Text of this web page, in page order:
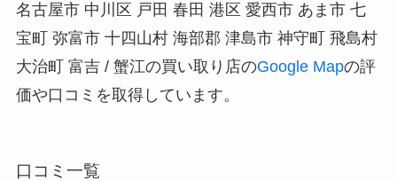
名古屋市 中川区 戸田 春田 港区 愛西市 あま市 七
宝町 弥富市 十四山村 海部郡 津島市 神守町 飛島村
大治町 富吉 / 蟹江の買い取り店のGoogle Mapの評
価や口コミを取得しています。
口コミ一覧